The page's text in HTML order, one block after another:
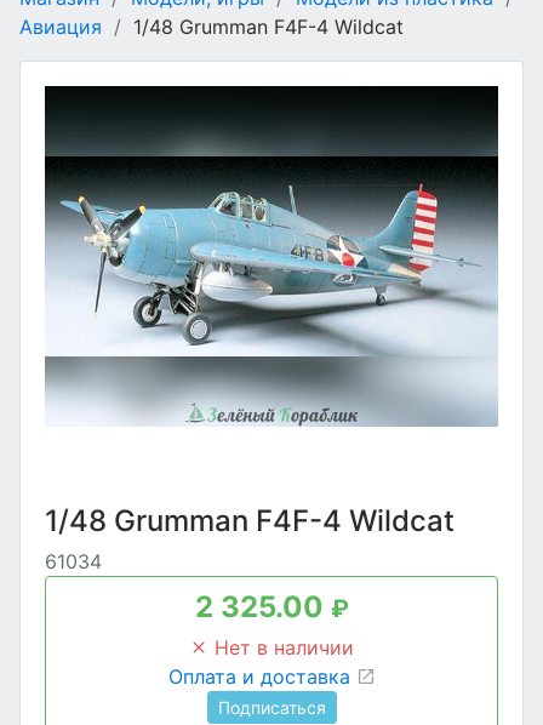
Авиация / 1/48 Grumman F4F-4 Wildcat
1/48 Grumman F4F-4 Wildcat
61034
2 325.00 ₽
Нет в наличии
Оплата и доставка
Подписаться